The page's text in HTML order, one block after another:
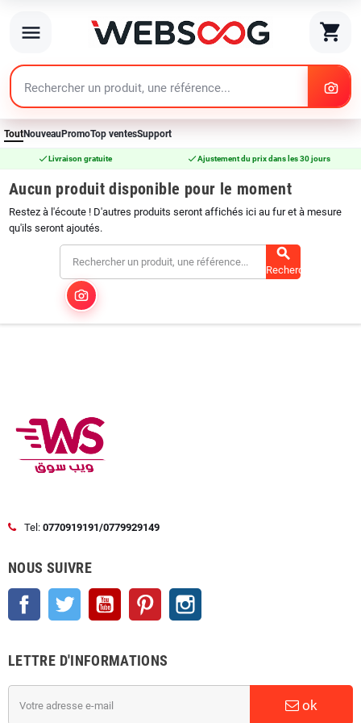
menu shopping_cart
search
ToutNouveau PromoTop ventesSupport
checkLivraison gratuite checkAjustement du prix dans les 30 jours
Aucun produit disponible pour le moment
Restez à l'écoute ! D'autres produits seront affichés ici au fur et à mesure
qu'ils seront ajoutés.
search
Rechercher
Tel: 0770919191/0779929149
NOUS SUIVRE
Facebook Twitter YouTube Pinterest
LETTRE D'INFORMATIONS
ok